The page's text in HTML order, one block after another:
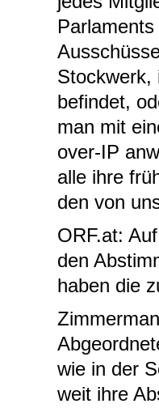
Stockwerk,
befindet,
man mit
over-IP
alle ihre
den von
ORF.at:
den
haben die
wie in der
weit ihre